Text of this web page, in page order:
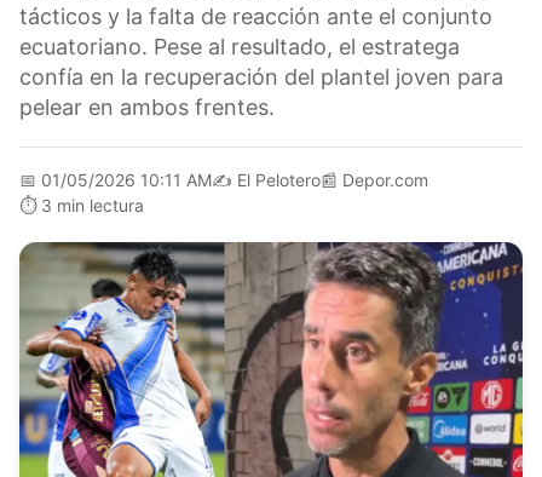
tácticos y la falta de reacción ante el conjunto
ecuatoriano. Pese al resultado, el estratega
confía en la recuperación del plantel joven para
pelear en ambos frentes.
📅 01/05/2026 10:11 AM✍️ El Pelotero📰 Depor.com
⏱️ 3 min lectura